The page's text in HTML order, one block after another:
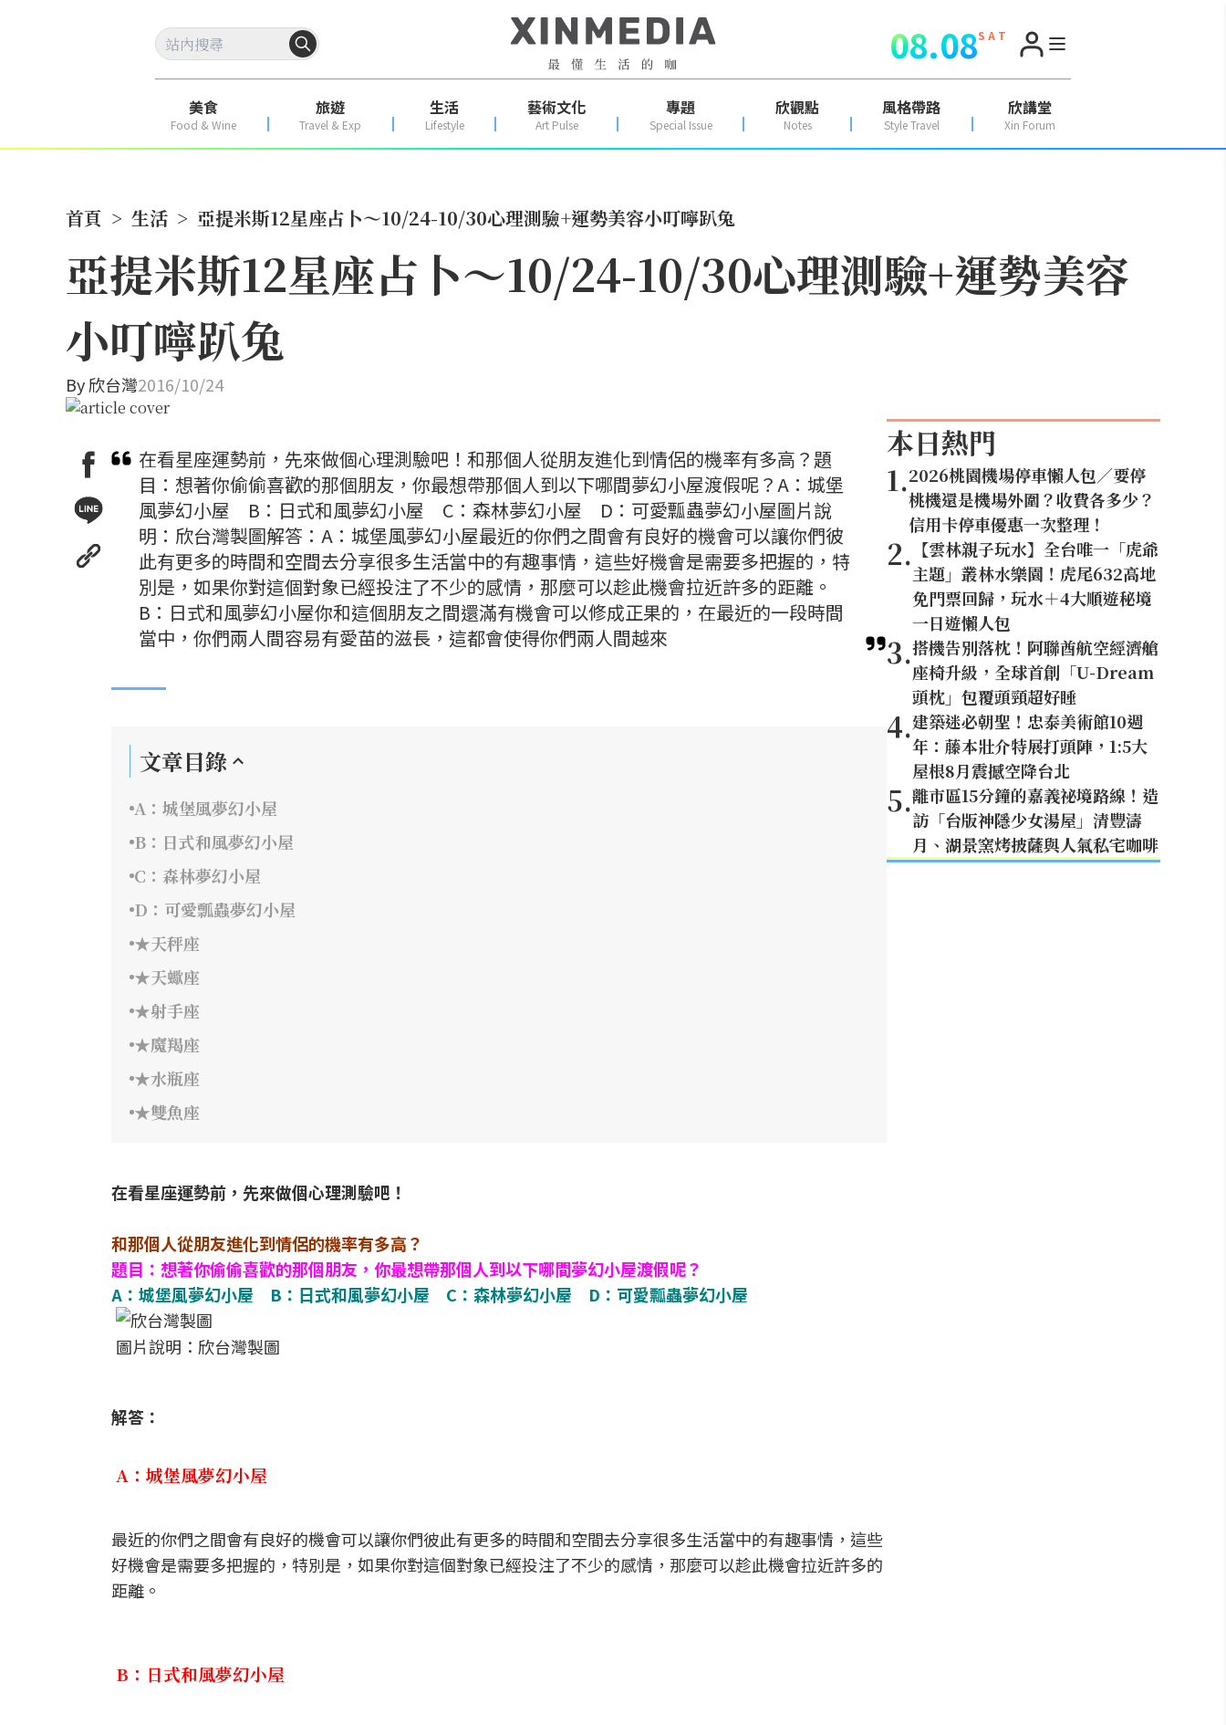
08.08S A T
美食
Food & Wine
旅遊
Travel & Exp
生活
Lifestyle
藝術文化
Art Pulse
專題
Special Issue
欣觀點
Notes
風格帶路
Style Travel
欣講堂
Xin Forum
首頁 > 生活 > 亞提米斯12星座占卜～10/24-10/30心理測驗+運勢美容小叮嚀趴兔
亞提米斯12星座占卜～10/24-10/30心理測驗+運勢美容
小叮嚀趴兔
By欣台灣2016/10/24
在看星座運勢前，先來做個心理測驗吧！和那個人從朋友進化到情侶的機率有多高？題
目：想著你偷偷喜歡的那個朋友，你最想帶那個人到以下哪間夢幻小屋渡假呢？A：城堡
風夢幻小屋 B：日式和風夢幻小屋 C：森林夢幻小屋 D：可愛瓢蟲夢幻小屋圖片說
明：欣台灣製圖解答：A：城堡風夢幻小屋最近的你們之間會有良好的機會可以讓你們彼
此有更多的時間和空間去分享很多生活當中的有趣事情，這些好機會是需要多把握的，特
別是，如果你對這個對象已經投注了不少的感情，那麼可以趁此機會拉近許多的距離。
B：日式和風夢幻小屋你和這個朋友之間還滿有機會可以修成正果的，在最近的一段時間
當中，你們兩人間容易有愛苗的滋長，這都會使得你們兩人間越來
文章目錄
A：城堡風夢幻小屋
B：日式和風夢幻小屋
C：森林夢幻小屋
D：可愛瓢蟲夢幻小屋
★天秤座
★天蠍座
★射手座
★魔羯座
★水瓶座
★雙魚座
在看星座運勢前，先來做個心理測驗吧！
和那個人從朋友進化到情侶的機率有多高？
題目：想著你偷偷喜歡的那個朋友，你最想帶那個人到以下哪間夢幻小屋渡假呢？
A：城堡風夢幻小屋 B：日式和風夢幻小屋 C：森林夢幻小屋 D：可愛瓢蟲夢幻小屋
圖片說明：欣台灣製圖
解答：
A：城堡風夢幻小屋
最近的你們之間會有良好的機會可以讓你們彼此有更多的時間和空間去分享很多生活當中的有趣事情，這些
好機會是需要多把握的，特別是，如果你對這個對象已經投注了不少的感情，那麼可以趁此機會拉近許多的
距離。
B：日式和風夢幻小屋
本日熱門
1.2026桃園機場停車懶人包／要停
桃機還是機場外圍？收費各多少？
信用卡停車優惠一次整理！
2. 【雲林親子玩水】全台唯一「虎爺
主題」叢林水樂園！虎尾632高地
免門票回歸，玩水＋4大順遊秘境
一日遊懶人包
3.搭機告別落枕！阿聯酋航空經濟艙
座椅升級，全球首創「U-Dream
頭枕」包覆頭頸超好睡
4.建築迷必朝聖！忠泰美術館10週
年：藤本壯介特展打頭陣，1:5大
屋根8月震撼空降台北
5.離市區15分鐘的嘉義祕境路線！造
訪「台版神隱少女湯屋」清豐濤
月、湖景窯烤披薩與人氣私宅咖啡